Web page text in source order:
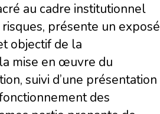
au cadre institutionnel
présente un exposé
objectif de la
mise en œuvre du
suivi d’une présentation
des